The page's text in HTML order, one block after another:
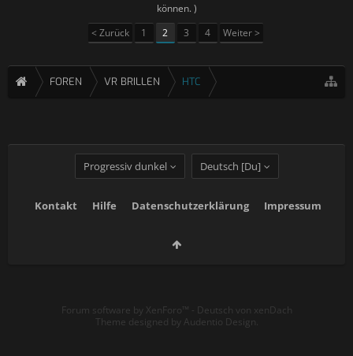
können. )
< Zurück
1 2 3 4 Weiter >
FOREN VR BRILLEN HTC
Progressiv dunkel Deutsch [Du]
Kontakt Hilfe Datenschutzerklärung Impressum
Forum software by XenForo™ - Deutsch von xenDach
Theme designed by Audentio Design.